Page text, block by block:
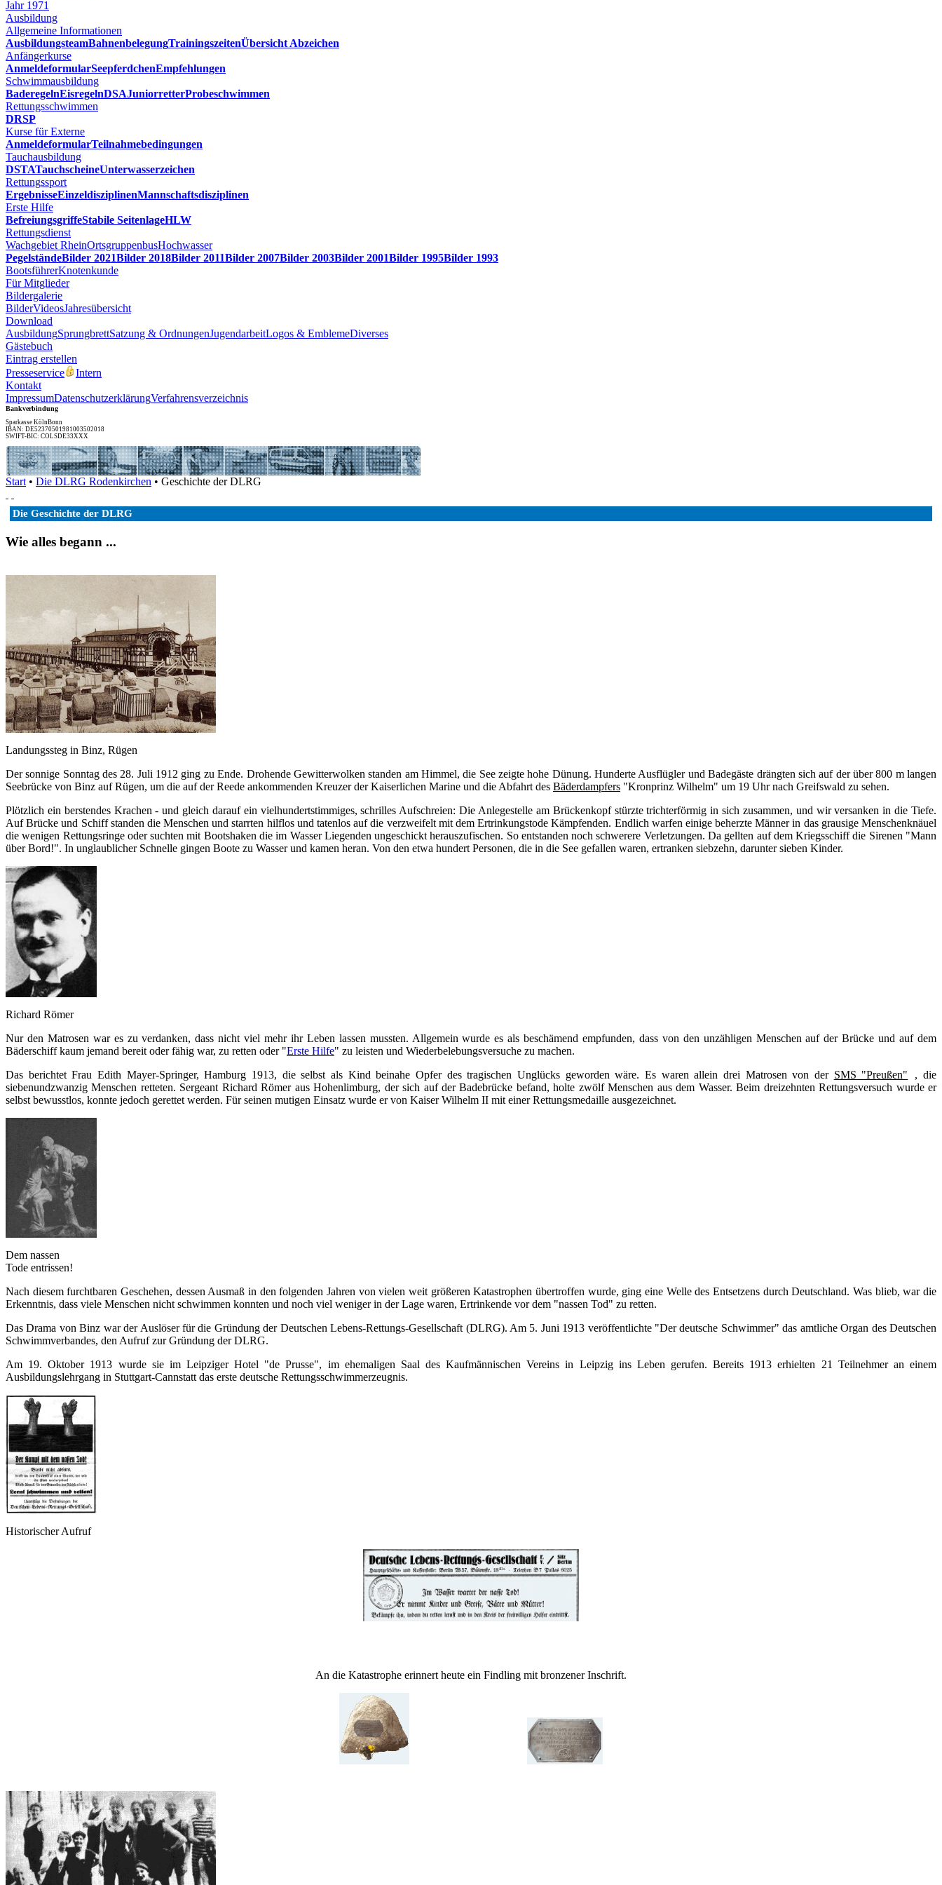
Jahr 1971
Ausbildung
Allgemeine Informationen
AusbildungsteamBahnenbelegungTrainingszeitenÜbersicht Abzeichen
Anfängerkurse
AnmeldeformularSeepferdchenEmpfehlungen
Schwimmausbildung
BaderegelnEisregelnDSAJuniorretterProbeschwimmen
Rettungsschwimmen
DRSP
Kurse für Externe
AnmeldeformularTeilnahmebedingungen
Tauchausbildung
DSTATauchscheineUnterwasserzeichen
Rettungssport
ErgebnisseEinzeldisziplinenMannschaftsdisziplinen
Erste Hilfe
BefreiungsgriffeStabile SeitenlageHLW
Rettungsdienst
Wachgebiet RheinOrtsgruppenbusHochwasser
PegelständeBilder 2021Bilder 2018Bilder 2011Bilder 2007Bilder 2003Bilder 2001Bilder 1995Bilder 1993
BootsführerKnotenkunde
Für Mitglieder
Bildergalerie
BilderVideosJahresübersicht
Download
AusbildungSprungbrettSatzung & OrdnungenJugendarbeitLogos & EmblemeDiverses
Gästebuch
Eintrag erstellen
Presseservice
Intern
Kontakt
ImpressumDatenschutzerklärungVerfahrensverzeichnis
Bankverbindung
Sparkasse KölnBonn
IBAN: DE52370501981003502018
SWIFT-BIC: COLSDE33XXX
Start • Die DLRG Rodenkirchen • Geschichte der DLRG
Die Geschichte der DLRG
Wie alles begann ...
Landungssteg in Binz, Rügen
Der sonnige Sonntag des 28. Juli 1912 ging zu Ende. Drohende Gewitterwolken standen am Himmel, die See zeigte hohe Dünung. Hunderte Ausflügler und Badegäste drängten sich auf der über 800 m langen
Seebrücke von Binz auf Rügen, um die auf der Reede ankommenden Kreuzer der Kaiserlichen Marine und die Abfahrt des Bäderdampfers "Kronprinz Wilhelm" um 19 Uhr nach Greifswald zu sehen.
Plötzlich ein berstendes Krachen - und gleich darauf ein vielhundertstimmiges, schrilles Aufschreien: Die Anlegestelle am Brückenkopf stürzte trichterförmig in sich zusammen, und wir versanken in die Tiefe.
Auf Brücke und Schiff standen die Menschen und starrten hilflos und tatenlos auf die verzweifelt mit dem Ertrinkungstode Kämpfenden. Endlich warfen einige beherzte Männer in das grausige Menschenknäuel
die wenigen Rettungsringe oder suchten mit Bootshaken die im Wasser Liegenden ungeschickt herauszufischen. So entstanden noch schwerere Verletzungen. Da gellten auf dem Kriegsschiff die Sirenen "Mann
über Bord!". In unglaublicher Schnelle gingen Boote zu Wasser und kamen heran. Von den etwa hundert Personen, die in die See gefallen waren, ertranken siebzehn, darunter sieben Kinder.
Richard Römer
Nur den Matrosen war es zu verdanken, dass nicht viel mehr ihr Leben lassen mussten. Allgemein wurde es als beschämend empfunden, dass von den unzähligen Menschen auf der Brücke und auf dem
Bäderschiff kaum jemand bereit oder fähig war, zu retten oder "Erste Hilfe" zu leisten und Wiederbelebungsversuche zu machen.
Das berichtet Frau Edith Mayer-Springer, Hamburg 1913, die selbst als Kind beinahe Opfer des tragischen Unglücks geworden wäre. Es waren allein drei Matrosen von der SMS "Preußen"
, die
siebenundzwanzig Menschen retteten. Sergeant Richard Römer aus Hohenlimburg, der sich auf der Badebrücke befand, holte zwölf Menschen aus dem Wasser. Beim dreizehnten Rettungsversuch wurde er
selbst bewusstlos, konnte jedoch gerettet werden. Für seinen mutigen Einsatz wurde er von Kaiser Wilhelm II mit einer Rettungsmedaille ausgezeichnet.
Dem nassen
Tode entrissen!
Nach diesem furchtbaren Geschehen, dessen Ausmaß in den folgenden Jahren von vielen weit größeren Katastrophen übertroffen wurde, ging eine Welle des Entsetzens durch Deutschland. Was blieb, war die
Erkenntnis, dass viele Menschen nicht schwimmen konnten und noch viel weniger in der Lage waren, Ertrinkende vor dem "nassen Tod" zu retten.
Das Drama von Binz war der Auslöser für die Gründung der Deutschen Lebens-Rettungs-Gesellschaft (DLRG). Am 5. Juni 1913 veröffentlichte "Der deutsche Schwimmer" das amtliche Organ des Deutschen
Schwimmverbandes, den Aufruf zur Gründung der DLRG.
Am 19. Oktober 1913 wurde sie im Leipziger Hotel "de Prusse", im ehemaligen Saal des Kaufmännischen Vereins in Leipzig ins Leben gerufen. Bereits 1913 erhielten 21 Teilnehmer an einem
Ausbildungslehrgang in Stuttgart-Cannstatt das erste deutsche Rettungsschwimmerzeugnis.
Historischer Aufruf
An die Katastrophe erinnert heute ein Findling mit bronzener Inschrift.